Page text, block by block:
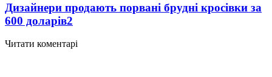
Дизайнери продають порвані брудні кросівки за
600 доларів2
Читати коментарі